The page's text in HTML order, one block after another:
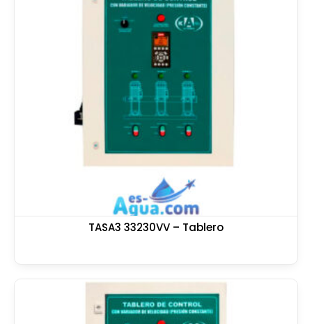
TASA3 33230VV – Tablero